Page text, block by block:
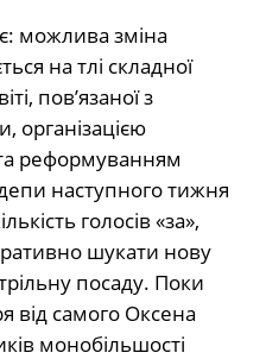
можлива зміна
на тлі складної
пов’язаної з
організацією
реформуванням
наступного тижня
голосів «за»,
шукати нову
посаду. Поки
від самого Оксена
монобільшості